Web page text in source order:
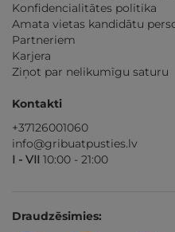
Konfidencialitātes politika
Amata vietas kandidātu
Partneriem
Karjera
Ziņot par nelikumīgu saturu
Kontakti
+37126001060
info@gribuatpusties.lv
I - VII 10:00 - 21:00
Draudzēsimies: